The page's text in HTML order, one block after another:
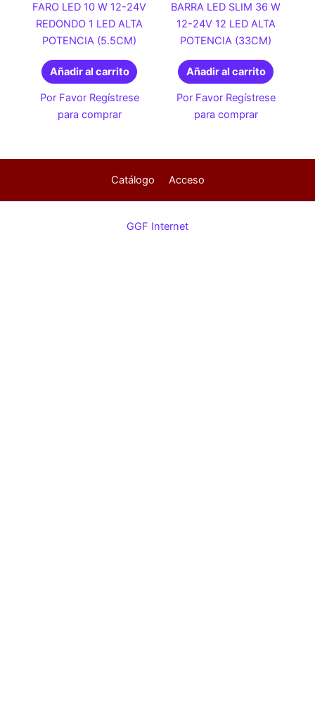
FARO LED 10 W 12-24V
REDONDO 1 LED ALTA
POTENCIA (5.5CM)
Añadir al carrito
Por Favor Regístrese
para comprar
BARRA LED SLIM 36 W
12-24V 12 LED ALTA
POTENCIA (33CM)
Añadir al carrito
Por Favor Regístrese
para comprar
Catálogo Acceso
GGF Internet